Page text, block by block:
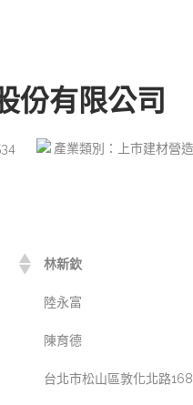
份有限公司
產業類別：上市建材營造
林新欽
陸永富
陳育德
台北市松山區敦化北路